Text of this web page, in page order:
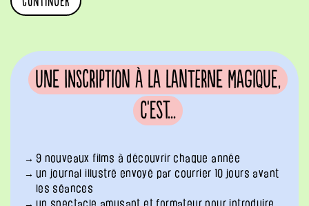
Une inscription à La Lanterne Magique,
c'est...
9 nouveaux films à découvrir chaque année
un journal illustré envoyé par courrier 10 jours avant
les séances
un spectacle amusant et formateur pour introduire